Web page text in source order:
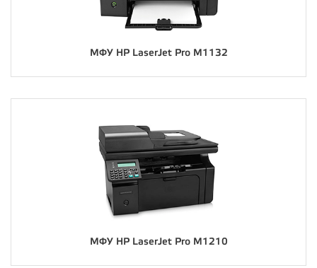
МФУ HP LaserJet Pro M1132
МФУ HP LaserJet Pro M1210